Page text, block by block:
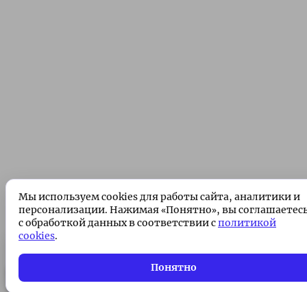
Подписка без рекламы 🌟
Всего 49 ₽/месяц. Поддержите проект!
Мы используем cookies для работы сайта, аналитики и
персонализации. Нажимая «Понятно», вы
с обработкой данных в соответствии сполитикой
cookies.
Понятно